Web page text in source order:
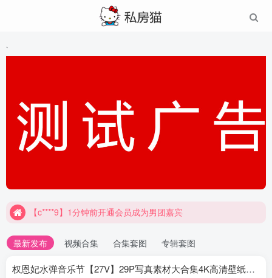
`
【c****9】1分钟前开通会员成为男团嘉宾
最新发布 视频合集 合集套图 专辑套图
权恩妃水弹音乐节【27V】29P写真素材大合集4K高清壁纸照片素材